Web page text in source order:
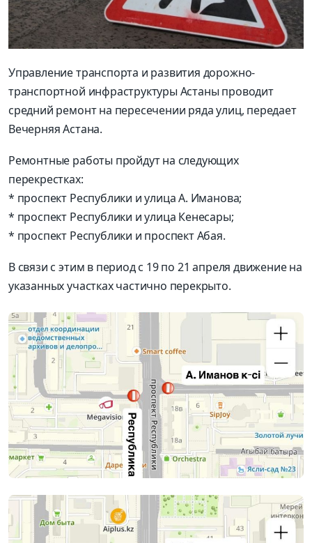
Управление транспорта и развития дорожно-
транспортной инфраструктуры Астаны проводит
средний ремонт на пересечении ряда улиц, передает
Вечерняя Астана.
Ремонтные работы пройдут на следующих
перекрестках:
* проспект Республики и улица А. Иманова;
* проспект Республики и улица Кенесары;
* проспект Республики и проспект Абая.
В связи с этим в период с 19 по 21 апреля движение на
указанных участках частично перекрыто.